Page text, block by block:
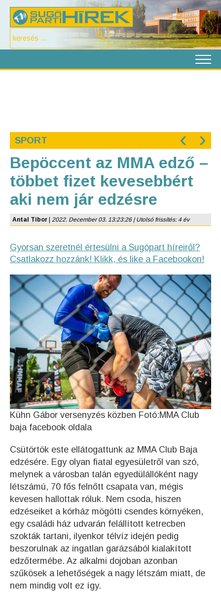
SPORT ‹ ›
Bepöccent az MMA edző –
többet fizet kevesebbért
aki nem jár edzésre
Antal Tibor 2022. December 03. 13:23:26 | Utolsó frissítés: 4 év
Gyorsan szeretnél értesülni a Sugópart híreiről?
Csatlakozz hozzánk! Klikk, és like a Facebookon!
Kühn Gábor versenyzés közben Fotó:MMA Club
baja facebook oldala
Csütörtök este ellátogattunk az MMA Club Baja
edzésére. Egy olyan fiatal egyesületről van szó,
melynek a városban talán egyedülállóként nagy
létszámú, 70 fős felnőtt csapata van, mégis
kevesen hallottak róluk. Nem csoda, hiszen
edzéseiket a kórház mögötti csendes környéken,
egy családi ház udvarán felállított ketrecben
szokták tartani, ilyenkor télvíz idején pedig
beszorulnak az ingatlan garázsából kialakított
edzőtermébe. Az alkalmi dojoban azonban
szűkösek a lehetőségek a nagy létszám miatt, de
nem mindig volt ez így.